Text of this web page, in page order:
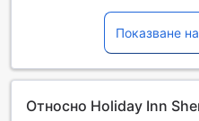
Безплатен престой, ако се
Гостите, навършили {0}
Възможността за
избрания тип стая. За
При резервиране на
Показване
Относно Holiday Inn